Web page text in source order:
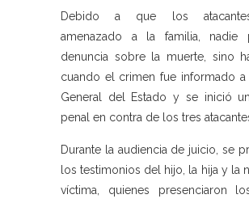
Debido a que los
amenazado a la familia, nadie
denuncia sobre la muerte, sino
cuando el crimen fue informado a
General del Estado y se inició
penal en contra de los tres
Durante la audiencia de juicio, se
los testimonios del hijo, la hija y la
víctima, quienes presenciaron